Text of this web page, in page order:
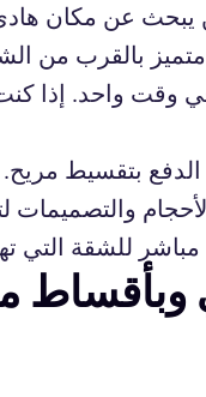
عن مكان
بالقرب من
وقت واحد. إذا
بتقسيط مريح.
للشقة التي
وبأقساط